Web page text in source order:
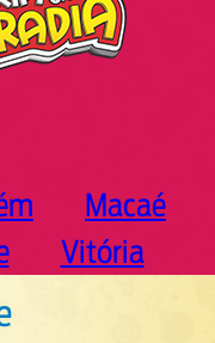
Macaé
Vitória